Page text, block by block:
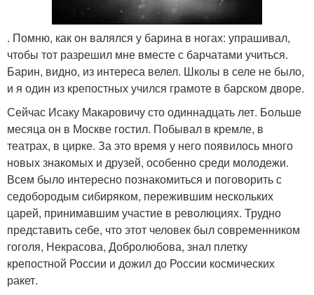
. Помню, как он валялся у барина в ногах: упрашивал,
чтобы тот разрешил мне вместе с барчатами учиться.
Барин, видно, из интереса велел. Школы в селе не было,
и я один из крепостных учился грамоте в барском дворе.
Сейчас Исаку Макаровичу сто одиннадцать лет. Больше
месяца он в Москве гостил. Побывал в кремле, в
театрах, в цирке. За это время у него появилось много
новых знакомых и друзей, особенно среди молодежи.
Всем было интересно познакомиться и поговорить с
седобородым сибиряком, пережившим нескольких
царей, принимавшим участие в революциях. Трудно
представить себе, что этот человек был современником
гоголя, Некрасова, Добролюбова, знал плетку
крепостной России и дожил до России космических
ракет.